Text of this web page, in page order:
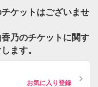
ケットはございませ
乃のチケットに関す
ます。
お気に入り登録